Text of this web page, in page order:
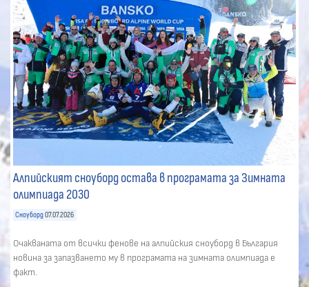
Алпийският сноуборд остава в програмата за Зимната
олимпиада 2030
Сноуборд 07.07.2026
Очакваната от всички фенове на алпийския сноуборд в България
новина за запазването му в програмата на зимната олимпиада е
факт.